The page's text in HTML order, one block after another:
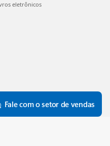
eletrônicos
Fale com o setor de vendas